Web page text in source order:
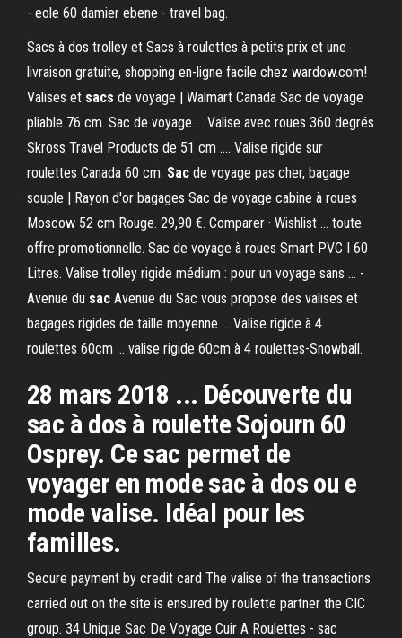
- eole 60 damier ebene - travel bag.
Sacs à dos trolley et Sacs à roulettes à petits prix et une
livraison gratuite, shopping en-ligne facile chez wardow.com!
Valises et sacs de voyage | Walmart Canada Sac de voyage
pliable 76 cm. Sac de voyage ... Valise avec roues 360 degrés
Skross Travel Products de 51 cm .... Valise rigide sur
roulettes Canada 60 cm. Sac de voyage pas cher, bagage
souple | Rayon d'or bagages Sac de voyage cabine à roues
Moscow 52 cm Rouge. 29,90 €. Comparer · Wishlist ... toute
offre promotionnelle. Sac de voyage à roues Smart PVC I 60
Litres. Valise trolley rigide médium : pour un voyage sans ... -
Avenue du sac Avenue du Sac vous propose des valises et
bagages rigides de taille moyenne ... Valise rigide à 4
roulettes 60cm ... valise rigide 60cm à 4 roulettes-Snowball.
28 mars 2018 ... Découverte du
sac à dos à roulette Sojourn 60
Osprey. Ce sac permet de
voyager en mode sac à dos ou e
mode valise. Idéal pour les
familles.
Secure payment by credit card The valise of the transactions
carried out on the site is ensured by roulette partner the CIC
group. 34 Unique Sac De Voyage Cuir A Roulettes - sac